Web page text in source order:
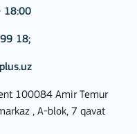
18:00
18;
100084 Amir Temur
, A-blok, 7 qavat